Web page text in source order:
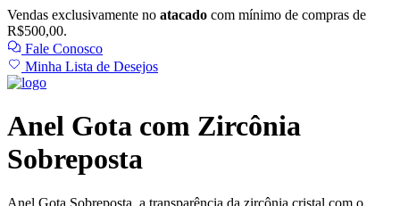
Vendas exclusivamente no atacado com mínimo de compras de
R$500,00.
Fale Conosco
Minha Lista de Desejos
Anel Gota com Zircônia
Sobreposta
Anel Gota Sobreposta, a transparência da zircônia cristal com o